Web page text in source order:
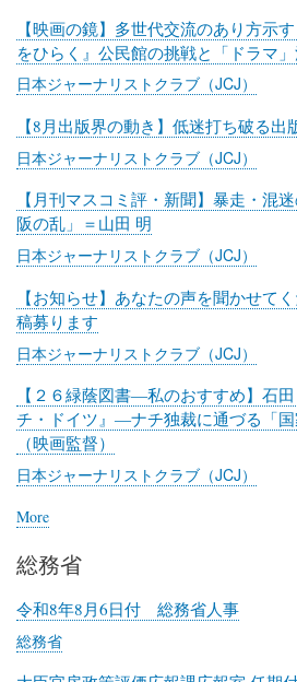
ベ
リ
【映画の鏡】多世代交流のあり方示
をひらく』公民館の挑戦と「ドラマ
日本ジャーナリストクラブ（JCJ）
【8月出版界の動き】低迷打ち破る
日本ジャーナリストクラブ（JCJ）
【月刊マスコミ評・新聞】暴走・混
阪の乱」＝山田 明
日本ジャーナリストクラブ（JCJ）
【お知らせ】あなたの声を聞かせて
稿募ります
日本ジャーナリストクラブ（JCJ）
【２６緑蔭図書―私のおすすめ】石
チ・ドイツ』―ナチ独裁に通づる「
（映画監督）
日本ジャーナリストクラブ（JCJ）
More
日
ジ
ャ
ー
ナ
総務省
令和8年8月6日付 総務省人事
総務省